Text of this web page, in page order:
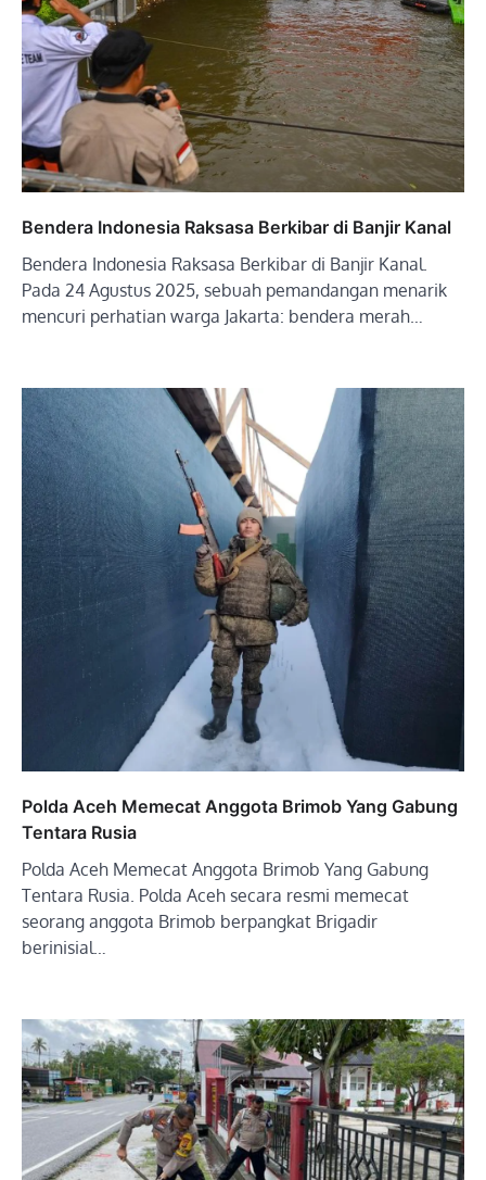
Bendera Indonesia Raksasa Berkibar di Banjir Kanal
Bendera Indonesia Raksasa Berkibar di Banjir Kanal.
Pada 24 Agustus 2025, sebuah pemandangan menarik
mencuri perhatian warga Jakarta: bendera merah…
Polda Aceh Memecat Anggota Brimob Yang Gabung
Tentara Rusia
Polda Aceh Memecat Anggota Brimob Yang Gabung
Tentara Rusia. Polda Aceh secara resmi memecat
seorang anggota Brimob berpangkat Brigadir
berinisial…